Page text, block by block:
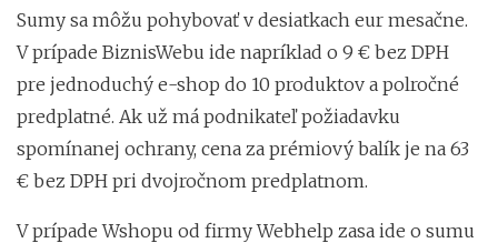
Sumy sa môžu pohybovať v desiatkach eur mesačne.
V prípade BiznisWebu ide napríklad o 9 € bez DPH
pre jednoduchý e-shop do 10 produktov a polročné
predplatné. Ak už má podnikateľ požiadavku
spomínanej ochrany, cena za prémiový balík je na 63
€ bez DPH pri dvojročnom predplatnom.
V prípade Wshopu od firmy Webhelp zasa ide o sumu